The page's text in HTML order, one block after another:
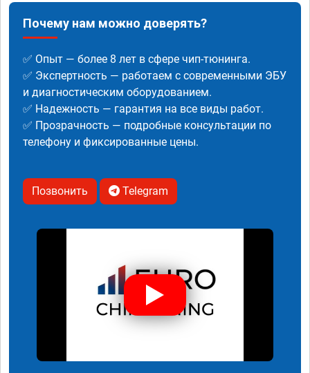
Почему нам можно доверять?
✅ Опыт — более 8 лет в сфере чип-тюнинга.
✅ Экспертность — работаем с современными ЭБУ
и диагностическим оборудованием.
✅ Надежность — гарантия на все виды работ.
✅ Прозрачность — подробные консультации по
телефону и фиксированные цены.
Позвонить Telegram